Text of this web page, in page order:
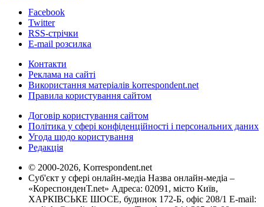
Facebook
Twitter
RSS-стрічки
E-mail розсилка
Контакти
Реклама на сайті
Використання матеріалів korrespondent.net
Правила користування сайтом
Договір користування сайтом
Політика у сфері конфіденційності і персональних даних
Угода щодо користування
Редакція
© 2000-2026, Korrespondent.net
Суб'єкт у сфері онлайн-медіа Назва онлайн-медіа –
«КореспонденТ.net» Адреса: 02091, місто Київ,
ХАРКІВСЬКЕ ШОСЕ, будинок 172-Б, офіс 208/1 E-mail: